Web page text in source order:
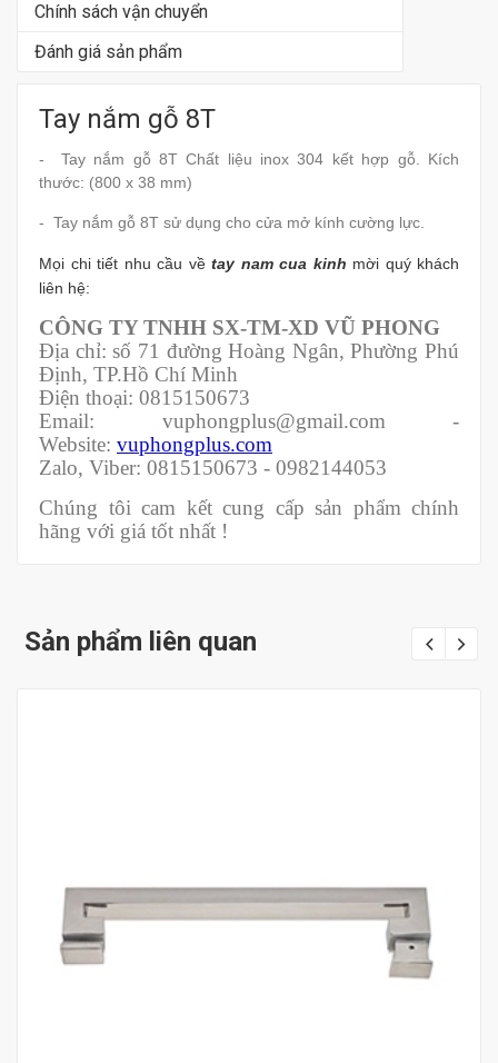
Chính sách vận chuyển
Đánh giá sản phẩm
Tay nắm gỗ 8T
- Tay nắm gỗ 8T Chất liệu inox 304 kết hợp gỗ. Kích
thước: (800 x 38 mm)
- Tay nắm gỗ 8T sử dụng cho cửa mở kính cường lực.
Mọi chi tiết nhu cầu về tay nam cua kinh mời quý khách
liên hệ:
CÔNG TY TNHH SX-TM-XD VŨ PHONG
Địa chỉ: số 71 đường Hoàng Ngân, Phường Phú
Định, TP.Hồ Chí Minh
Điện thoại: 0815150673
Email: vuphongplus@gmail.com -
Website: vuphongplus.com
Zalo, Viber: 0815150673 - 0982144053
Chúng tôi cam kết cung cấp sản phẩm chính
hãng với giá tốt nhất !
Sản phẩm liên quan
Mua hàng